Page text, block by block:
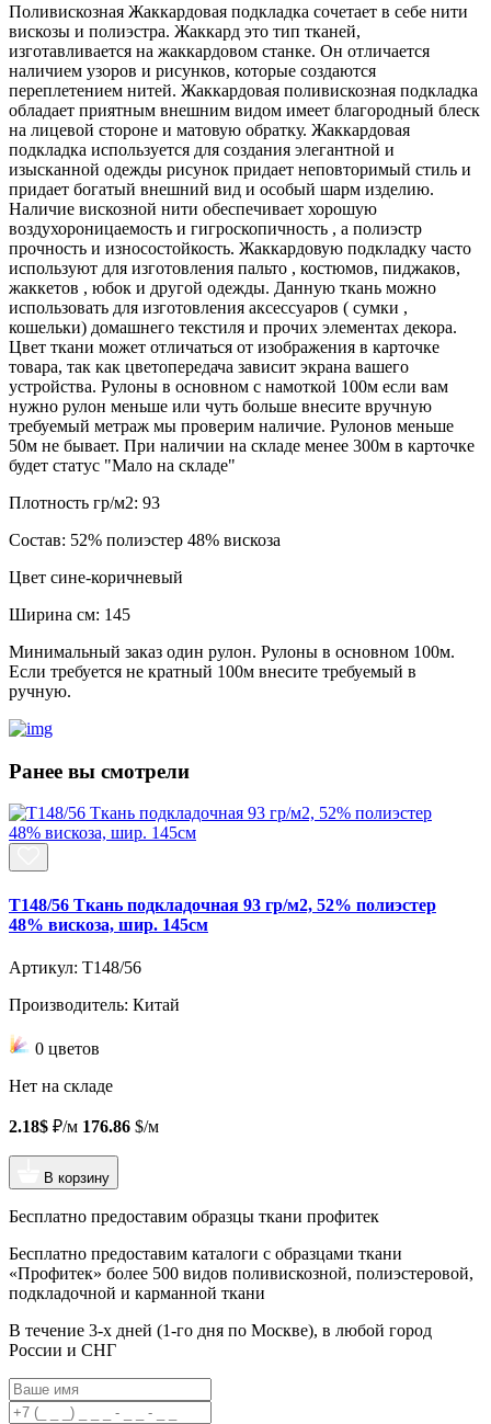
Поливискозная Жаккардовая подкладка сочетает в себе нити
вискозы и полиэстра. Жаккард это тип тканей,
изготавливается на жаккардовом станке. Он отличается
наличием узоров и рисунков, которые создаются
переплетением нитей. Жаккардовая поливискозная подкладка
обладает приятным внешним видом имеет благородный блеск
на лицевой стороне и матовую обратку. Жаккардовая
подкладка используется для создания элегантной и
изысканной одежды рисунок придает неповторимый стиль и
придает богатый внешний вид и особый шарм изделию.
Наличие вискозной нити обеспечивает хорошую
воздухороницаемость и гигроскопичность , а полиэстр
прочность и износостойкость. Жаккардовую подкладку часто
используют для изготовления пальто , костюмов, пиджаков,
жаккетов , юбок и другой одежды. Данную ткань можно
использовать для изготовления аксессуаров ( сумки ,
кошельки) домашнего текстиля и прочих элементах декора.
Цвет ткани может отличаться от изображения в карточке
товара, так как цветопередача зависит экрана вашего
устройства. Рулоны в основном с намоткой 100м если вам
нужно рулон меньше или чуть больше внесите вручную
требуемый метраж мы проверим наличие. Рулонов меньше
50м не бывает. При наличии на складе менее 300м в карточке
будет статус "Мало на складе"
Плотность гр/м2: 93
Состав: 52% полиэстер 48% вискоза
Цвет сине-коричневый
Ширина см: 145
Минимальный заказ один рулон. Рулоны в основном 100м.
Если требуется не кратный 100м внесите требуемый в
ручную.
Ранее вы смотрели
T148/56 Ткань подкладочная 93 гр/м2, 52% полиэстер
48% вискоза, шир. 145см
Артикул: T148/56
Производитель: Китай
0 цветов
Нет на складе
2.18$ ₽/м 176.86 $/м
В корзину
Бесплатно предоставим образцы ткани профитек
Бесплатно предоставим каталоги с образцами ткани
«Профитек» более 500 видов поливискозной, полиэстеровой,
подкладочной и карманной ткани
В течение 3-х дней (1-го дня по Москве), в любой город
России и СНГ